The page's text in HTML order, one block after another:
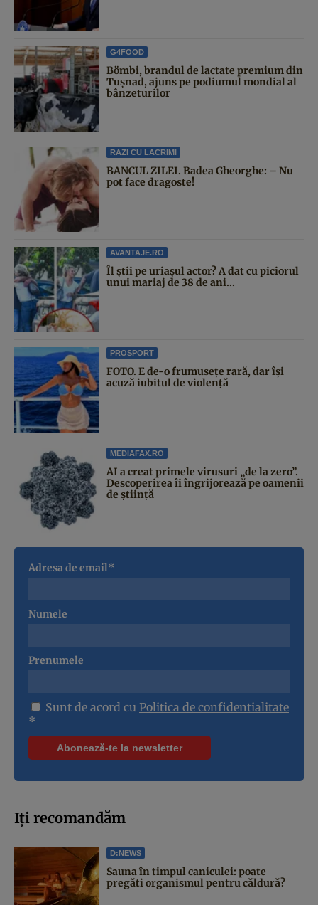
G4FOOD
Bömbi, brandul de lactate premium din
Tușnad, ajuns pe podiumul mondial al
bânzeturilor
RAZI CU LACRIMI
BANCUL ZILEI. Badea Gheorghe: – Nu
pot face dragoste!
AVANTAJE.RO
Îl știi pe uriașul actor? A dat cu piciorul
unui mariaj de 38 de ani...
PROSPORT
FOTO. E de-o frumusețe rară, dar își
acuză iubitul de violență
MEDIAFAX.RO
AI a creat primele virusuri „de la zero”.
Descoperirea îi îngrijorează pe oamenii
de știință
Adresa de email*
Numele
Prenumele
Sunt de acord cu Politica de confidentialitate
*
Iți recomandăm
D:NEWS
Sauna în timpul caniculei: poate
pregăti organismul pentru căldură?